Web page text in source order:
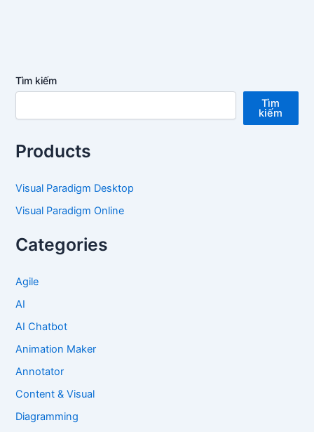
Tìm kiếm
Tìm
kiếm
Products
Visual Paradigm Desktop
Visual Paradigm Online
Categories
Agile
AI
AI Chatbot
Animation Maker
Annotator
Content & Visual
Diagramming